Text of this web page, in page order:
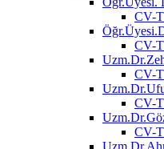
CV-
CV-
CV-
CV-
CV-